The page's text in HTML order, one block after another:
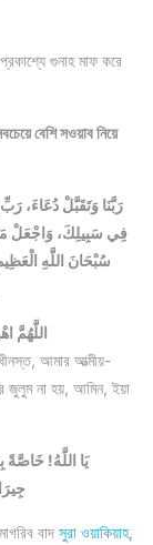
গুনাহ মাফ করে
رَبَّنَا وَتَقَبَّلْ دُعَاءَ،
فِي سَبِيلِكَ، وَاجْعَلْ
سُبْحَانَ اللَّهِ
اللَّهُمَّ
আমার আত্মীয়-
জুলুম না হয়, আমিন, ইয়া
يَا اللَّهُ!
বাদ সুরা ওয়াকিয়াহ,